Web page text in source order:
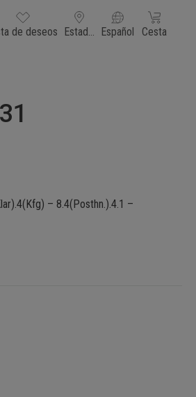
0 artículos en tu lista de deseos
de deseos Estados Unidos de América
Español El carrito
Cesta
– 8.4(Posthn.).4.1 –